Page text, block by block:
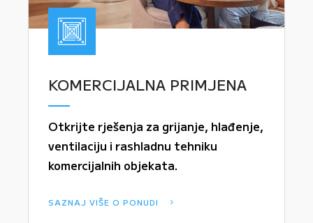
KOMERCIJALNA PRIMJENA
Otkrijte rješenja za grijanje, hlađenje,
ventilaciju i rashladnu tehniku
komercijalnih objekata.
SAZNAJ VIŠE O PONUDI